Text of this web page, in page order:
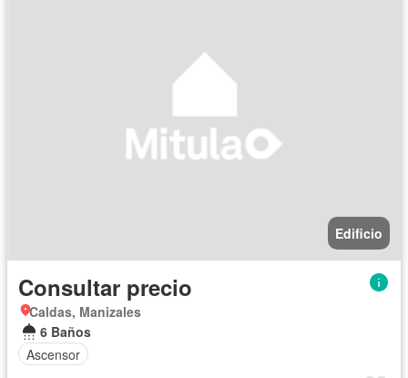
Edificio
Consultar precio
Caldas, Manizales
6 Baños
Ascensor